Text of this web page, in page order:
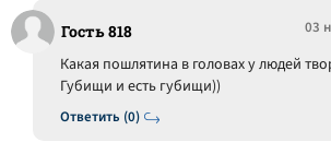
Гость 818 03
Ответить (0)
Какая пошлятина в головах у людей
Губищи и есть губищи))